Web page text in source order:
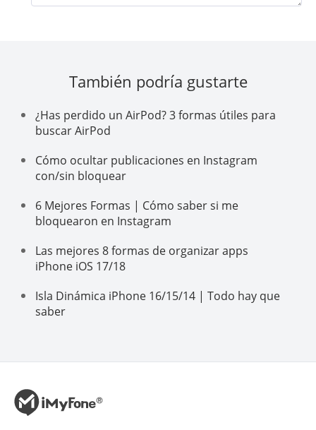
También podría gustarte
¿Has perdido un AirPod? 3 formas útiles para
buscar AirPod
Cómo ocultar publicaciones en Instagram
con/sin bloquear
6 Mejores Formas | Cómo saber si me
bloquearon en Instagram
Las mejores 8 formas de organizar apps
iPhone iOS 17/18
Isla Dinámica iPhone 16/15/14 | Todo hay que
saber